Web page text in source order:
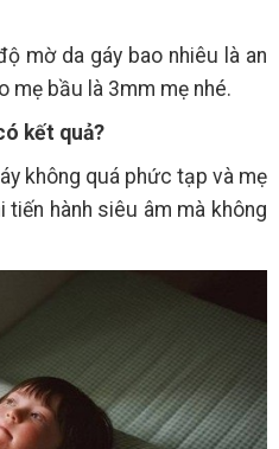
mờ da gáy bao nhiêu là an
mẹ bầu là 3mm mẹ nhé.
kết quả?
không quá phức tạp và mẹ
hành siêu âm mà không